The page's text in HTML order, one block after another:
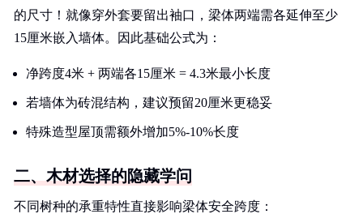
的尺寸！就像穿外套要留出袖口，梁体两端需各延伸至少
15厘米嵌入墙体。因此基础公式为：
净跨度4米 + 两端各15厘米 = 4.3米最小长度
若墙体为砖混结构，建议预留20厘米更稳妥
特殊造型屋顶需额外增加5%-10%长度
二、木材选择的隐藏学问
不同树种的承重特性直接影响梁体安全跨度：